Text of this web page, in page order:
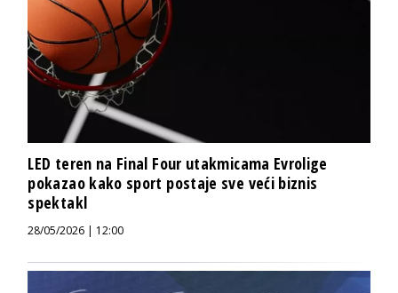
LED teren na Final Four utakmicama Evrolige
pokazao kako sport postaje sve veći biznis
spektakl
28/05/2026 | 12:00